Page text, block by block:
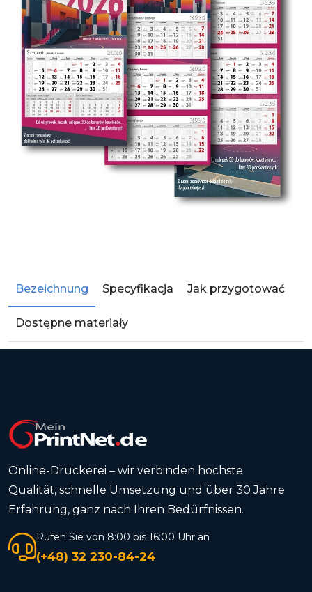
Bezeichnung Specyfikacja Jak przygotować
Dostępne materiały
Online-Druckerei – wir verbinden höchste
Qualität, schnelle Umsetzung und über 30 Jahre
Erfahrung, ganz nach Ihren Bedürfnissen.
Rufen Sie von 8:00 bis 16:00 Uhr an
(+48) 32 230-84-24